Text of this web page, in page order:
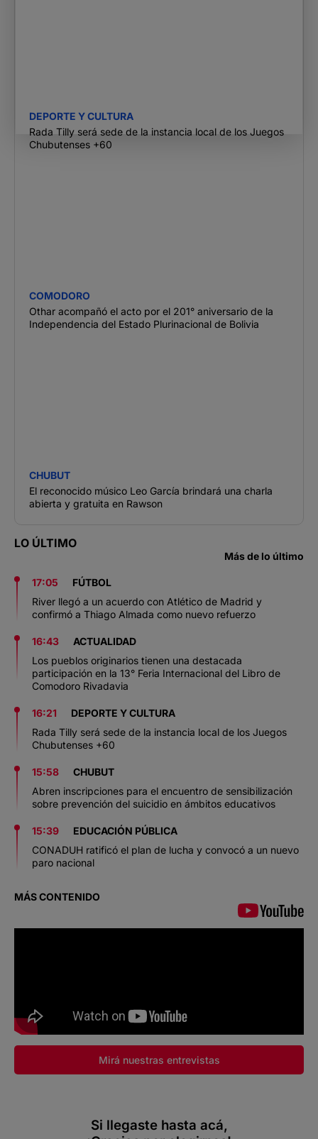
DEPORTE Y CULTURA
Rada Tilly será sede de la instancia local de los Juegos
Chubutenses +60
COMODORO
Othar acompañó el acto por el 201° aniversario de la
Independencia del Estado Plurinacional de Bolivia
CHUBUT
El reconocido músico Leo García brindará una charla
abierta y gratuita en Rawson
LO ÚLTIMO
Más de lo último
17:05
FÚTBOL
River llegó a un acuerdo con Atlético de Madrid y
confirmó a Thiago Almada como nuevo refuerzo
16:43
ACTUALIDAD
Los pueblos originarios tienen una destacada
participación en la 13° Feria Internacional del Libro de
Comodoro Rivadavia
16:21
DEPORTE Y CULTURA
Rada Tilly será sede de la instancia local de los Juegos
Chubutenses +60
15:58
CHUBUT
Abren inscripciones para el encuentro de sensibilización
sobre prevención del suicidio en ámbitos educativos
15:39
EDUCACIÓN PÚBLICA
CONADUH ratificó el plan de lucha y convocó a un nuevo
paro nacional
MÁS CONTENIDO
Mirá nuestras entrevistas
Si llegaste hasta acá,